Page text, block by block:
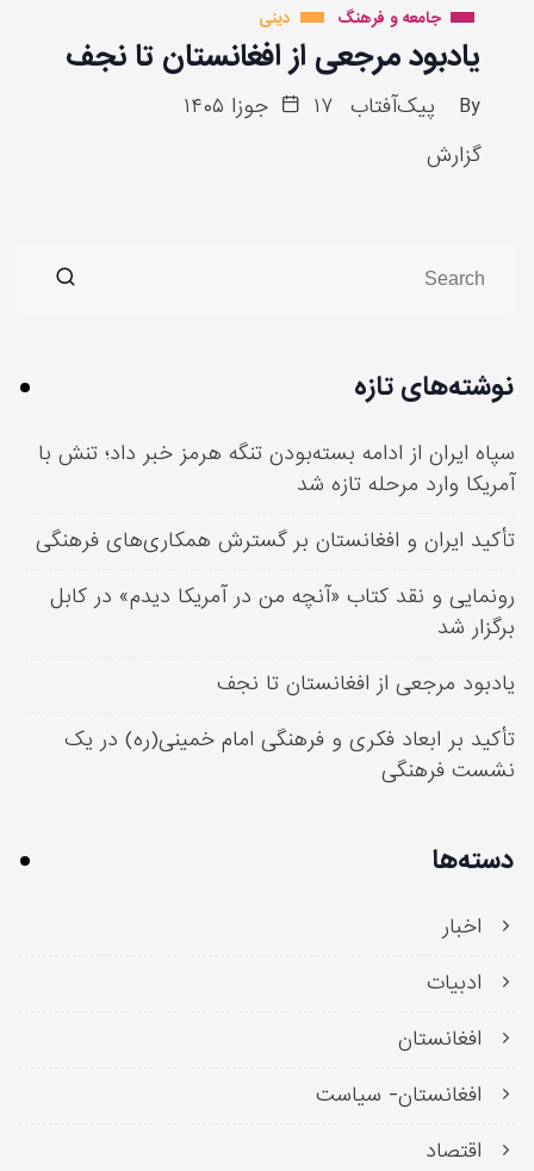
جامعه و فرهنگ
دینی
یادبود مرجعی از افغانستان تا نجف
By پیک‌آفتاب
۱۷ جوزا ۱۴۰۵
گزارش
نوشته‌های تازه
سپاه ایران از ادامه بسته‌بودن تنگه هرمز خبر داد؛ تنش با
آمریکا وارد مرحله تازه شد
تأکید ایران و افغانستان بر گسترش همکاری‌های فرهنگی
رونمایی و نقد کتاب «آنچه من در آمریکا دیدم» در کابل
برگزار شد
یادبود مرجعی از افغانستان تا نجف
تأکید بر ابعاد فکری و فرهنگی امام خمینی(ره) در یک
نشست فرهنگی
دسته‌ها
اخبار
ادبیات
افغانستان
افغانستان- سیاست
اقتصاد